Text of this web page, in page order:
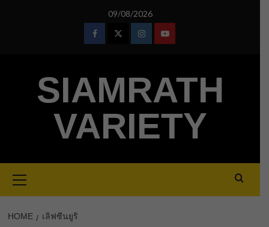
09/08/2026
FacebookTwitterInstagramYoutube
SIAMRATH
VARIETY
Menu
HOME เลิฟซีนยูริ